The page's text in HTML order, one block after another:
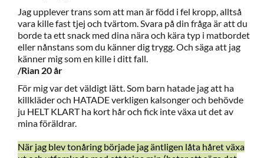
Jag upplever trans som att man är född i fel kropp, alltså
vara kille fast tjej och tvärtom. Svara på din fråga är att du
borde ta ett snack med dina nära och kära typ i matbordet
eller nånstans som du känner dig trygg. Och säga att jag
känner mig som en kille i ditt fall.
/Rian 20 år
För mig var det väldigt lätt. Som barn hatade jag att ha
killkläder och HATADE verkligen kalsonger och behövde
ju HELT KLART ha kort hår och fick inte växa ut det av
mina föräldrar.
När jag blev tonåring började jag äntligen låta håret växa